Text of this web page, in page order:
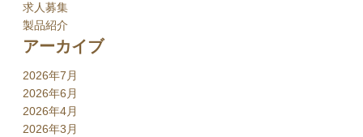
求人募集
製品紹介
アーカイブ
2026年7月
2026年6月
2026年4月
2026年3月